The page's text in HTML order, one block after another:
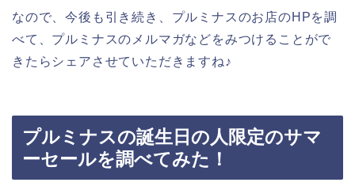
なので、今後も引き続き、プルミナスのお店のHPを調
べて、プルミナスのメルマガなどをみつけることがで
きたらシェアさせていただきますね♪
プルミナスの誕生日の人限定のサマ
ーセールを調べてみた！